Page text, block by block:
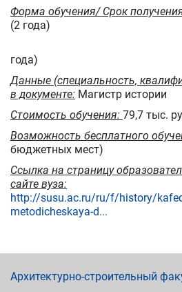
Форма обучения/ Срок
(2 года)
года)
Данные (специальность,
в документе: Магистр истории
Стоимость обучения: 79,7 тыс.
Возможность бесплатного
бюджетных мест)
Ссылка на страницу
сайте вуза:
http://susu.ac.ru/ru/f/history/
metodicheskaya-d...
Архитектурно-строительный